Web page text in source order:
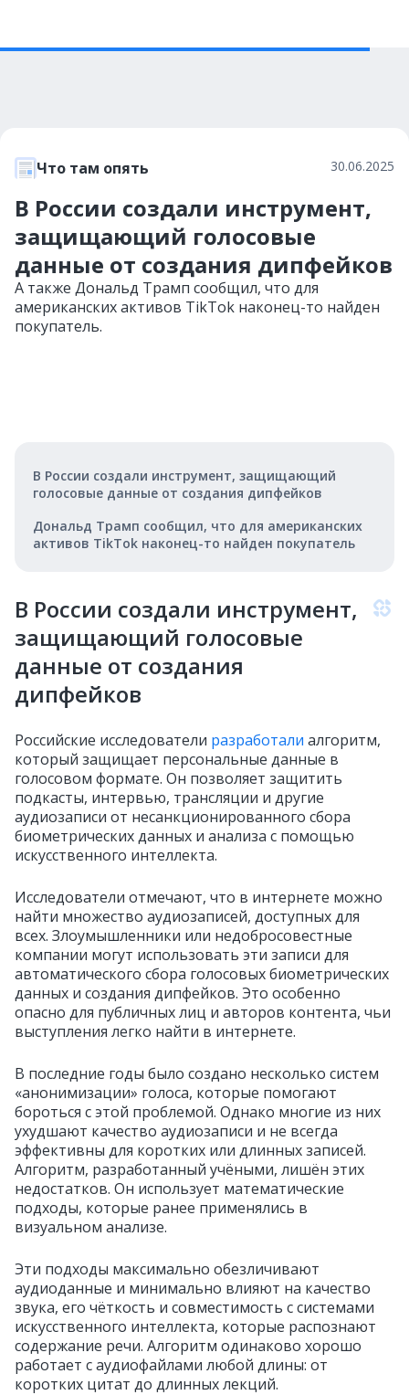
Что там опять 30.06.2025
В России создали инструмент,
защищающий голосовые
данные от создания дипфейков
А также Дональд Трамп сообщил, что для
американских активов TikTok наконец-то найден
покупатель.
В России создали инструмент, защищающий
голосовые данные от создания дипфейков
Дональд Трамп сообщил, что для американских
активов TikTok наконец-то найден покупатель
В России создали инструмент,
защищающий голосовые
данные от создания
дипфейков
Российские исследователи разработали алгоритм,
который защищает персональные данные в
голосовом формате. Он позволяет защитить
подкасты, интервью, трансляции и другие
аудиозаписи от несанкционированного сбора
биометрических данных и анализа с помощью
искусственного интеллекта.
Исследователи отмечают, что в интернете можно
найти множество аудиозаписей, доступных для
всех. Злоумышленники или недобросовестные
компании могут использовать эти записи для
автоматического сбора голосовых биометрических
данных и создания дипфейков. Это особенно
опасно для публичных лиц и авторов контента, чьи
выступления легко найти в интернете.
В последние годы было создано несколько систем
«анонимизации» голоса, которые помогают
бороться с этой проблемой. Однако многие из них
ухудшают качество аудиозаписи и не всегда
эффективны для коротких или длинных записей.
Алгоритм, разработанный учёными, лишён этих
недостатков. Он использует математические
подходы, которые ранее применялись в
визуальном анализе.
Эти подходы максимально обезличивают
аудиоданные и минимально влияют на качество
звука, его чёткость и совместимость с системами
искусственного интеллекта, которые распознают
содержание речи. Алгоритм одинаково хорошо
работает с аудиофайлами любой длины: от
коротких цитат до длинных лекций.